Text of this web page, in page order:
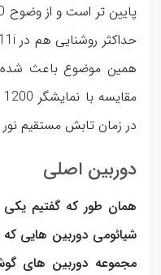
همین موضوع باعث شده
در زمان تابش مستقیم
دوربین اصلی
همان طور که گفتیم
شیائومی دوربین هایی